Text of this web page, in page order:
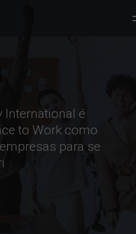
International é
to Work como
para se